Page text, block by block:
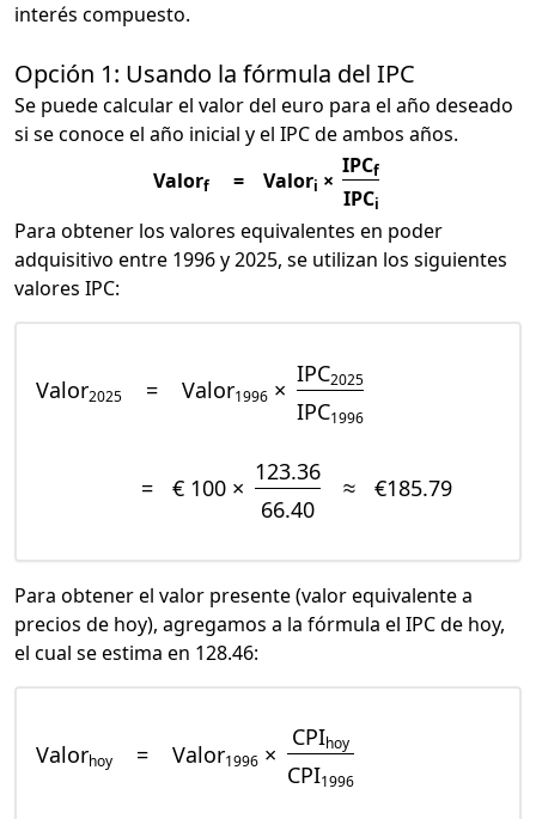
interés compuesto.
Opción 1: Usando la fórmula del IPC
Se puede calcular el valor del euro para el año deseado
si se conoce el año inicial y el IPC de ambos años.
Valorf = Valori ×
IPCf
IPCi
Para obtener los valores equivalentes en poder
adquisitivo entre 1996 y 2025, se utilizan los siguientes
valores IPC:
Valor2025 = Valor1996 ×
IPC2025
IPC1996
= € 100 ×
123.36
66.40
≈ €185.79
Para obtener el valor presente (valor equivalente a
precios de hoy), agregamos a la fórmula el IPC de hoy,
el cual se estima en 128.46:
Valorhoy = Valor1996 ×
CPIhoy
CPI1996